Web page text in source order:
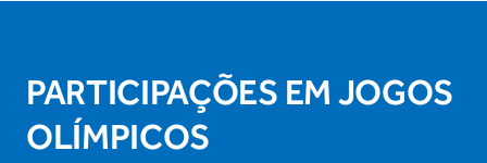
PARTICIPAÇÕES EM JOGOS
OLÍMPICOS